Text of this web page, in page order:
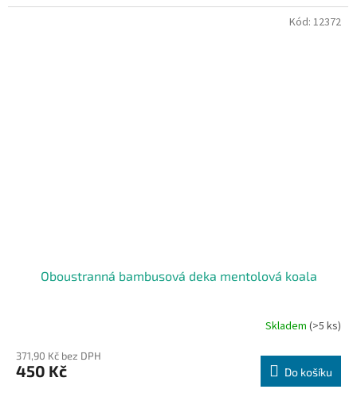
Oboustranná bambusová deka mentolová koala
Skladem (>5 ks)
371,90 Kč bez DPH
450 Kč Do košíku
Kód: 12372